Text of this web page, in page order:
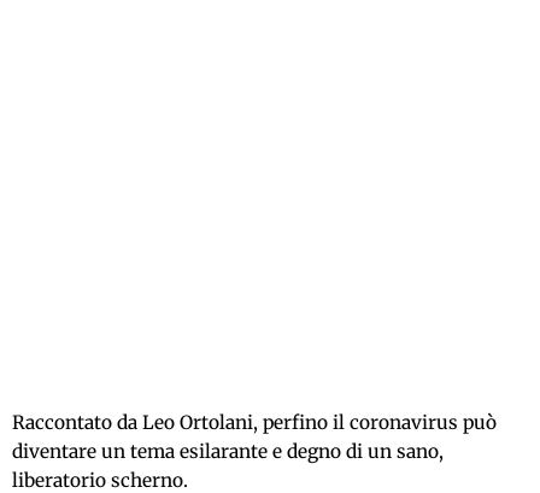
Raccontato da Leo Ortolani, perfino il coronavirus può
diventare un tema esilarante e degno di un sano,
liberatorio scherno.